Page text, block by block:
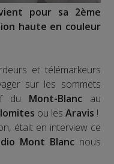
pour sa 2ème
haute en couleur
et télémarkeurs
sur les sommets
du Mont-Blancau
ou lesAravis !
était en interview ce
Mont Blancnous